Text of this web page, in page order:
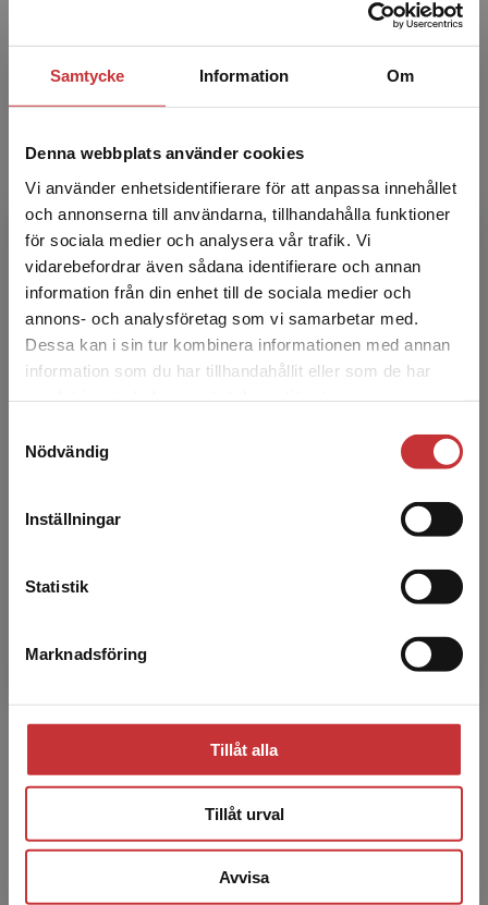
Samtycke Information Om
Denna webbplats använder cookies
Vi använder enhetsidentifierare för att anpassa innehållet
och annonserna till användarna, tillhandahålla funktioner
för sociala medier och analysera vår trafik. Vi
vidarebefordrar även sådana identifierare och annan
information från din enhet till de sociala medier och
annons- och analysföretag som vi samarbetar med.
Dessa kan i sin tur kombinera informationen med annan
information som du har tillhandahållit eller som de har
Nödvändig
Inställningar
Statistik
Marknadsföring
Tillåt alla
Tillåt urval
Avvisa
Begränsad fraktregion
Det verkar som att du besöker
studentlitteratur.se via en enhet utanför Sverige.
Vi erbjuder inte leveranser utanför Sverige. För
att kunna slutföra ett köp måste
Bengt Rippe är överläkare vid Njurkliniken,
universitet. Han...
Peter Bárány
Peter Bárány är docent i njurmedicin vid Karo­
njurmedicins- ka kliniken Karolinska
Anders Bengtsson, professor, överläkare,
Lunds universitet, Sektionen för reumatologi,